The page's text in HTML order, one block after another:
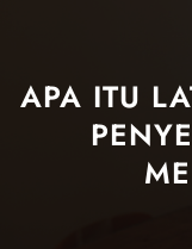
APA ITU